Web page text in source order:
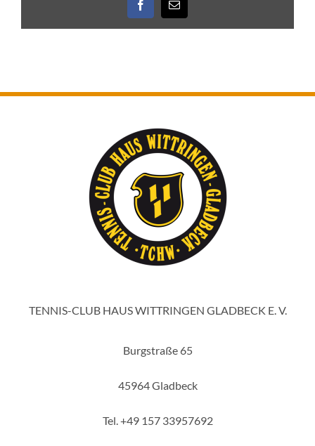
Facebook
E-
Mail
TENNIS-CLUB HAUS WITTRINGEN GLADBECK E. V.
Burgstraße 65
45964 Gladbeck
Tel. +49 157 33957692